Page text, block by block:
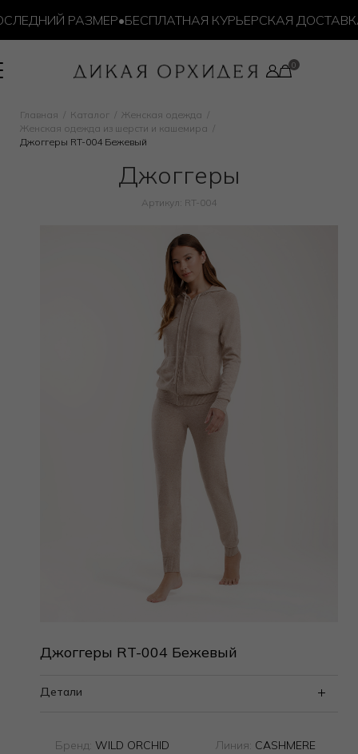
РАЗМЕР•БЕСПЛАТНАЯ КУРЬЕРСКАЯ ДОСТАВКА
Главная Каталог
Женская одежда
Женская одежда из шерсти и кашемира
Джоггеры RT-004 Бежевый
Джоггеры
Артикул: RT-004
Джоггеры RT-004 Бежевый
Детали
Бренд: WILD ORCHID Линия: CASHMERE